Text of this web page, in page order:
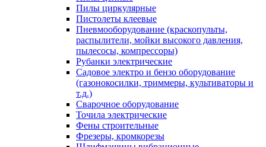
Пилы циркулярные
Пистолеты клеевые
Пневмооборудование (краскопульты,
распылители, мойки высокого давления,
пылесосы, компрессоры)
Рубанки электрические
Садовое электро и бензо оборудование
(газонокосилки, триммеры, культиваторы и
т.д.)
Сварочное оборудование
Точила электрические
Фены строительные
Фрезеры, кромкорезы